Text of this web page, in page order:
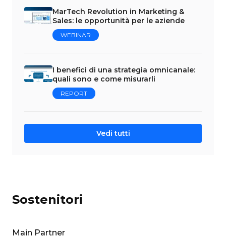
MarTech Revolution in Marketing &
Sales: le opportunità per le aziende
WEBINAR
I benefici di una strategia omnicanale:
quali sono e come misurarli
REPORT
Vedi tutti
Sostenitori
Main Partner